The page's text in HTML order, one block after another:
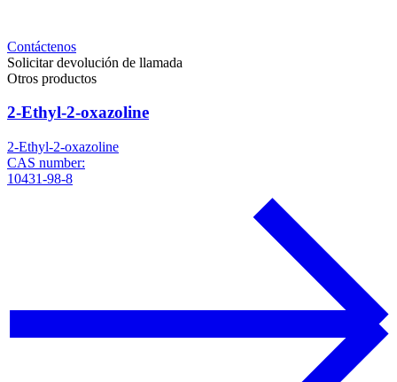
Contáctenos
Solicitar devolución de llamada
Otros productos
2-Ethyl-2-oxazoline
2-Ethyl-2-oxazoline
CAS number:
10431-98-8